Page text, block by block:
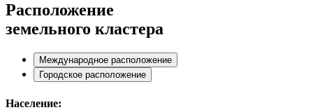
Расположение
земельного кластера
Международное расположение
Городское расположение
Население: